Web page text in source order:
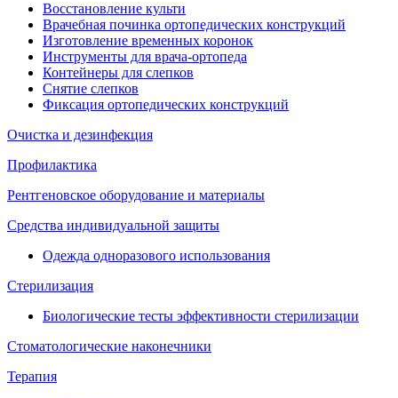
Восстановление культи
Врачебная починка ортопедических конструкций
Изготовление временных коронок
Инструменты для врача-ортопеда
Контейнеры для слепков
Снятие слепков
Фиксация ортопедических конструкций
Очистка и дезинфекция
Профилактика
Рентгеновское оборудование и материалы
Средства индивидуальной защиты
Одежда одноразового использования
Стерилизация
Биологические тесты эффективности стерилизации
Стоматологические наконечники
Терапия